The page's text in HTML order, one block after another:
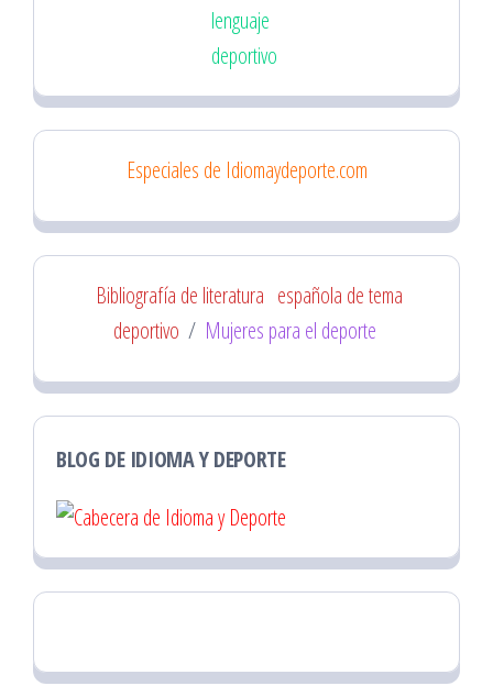
lenguaje
deportivo
Especiales de Idiomaydeporte.com
Bibliografía de literatura española de tema
deportivo / Mujeres para el deporte
BLOG DE IDIOMA Y DEPORTE